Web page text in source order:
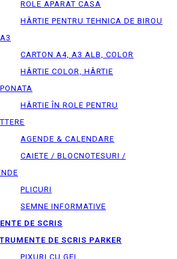
ROLE APARAT CASA
HÂRTIE PENTRU TEHNICA DE BIROU
CARTON A4, A3 ALB, COLOR
HÂRTIE COLOR, HÂRTIE
HÂRTIE ÎN ROLE PENTRU
AGENDE & CALENDARE
CAIETE / BLOCNOTESURI /
PLICURI
SEMNE INFORMATIVE
DE SCRIS
DE SCRIS PARKER
PIXURI CU GEL